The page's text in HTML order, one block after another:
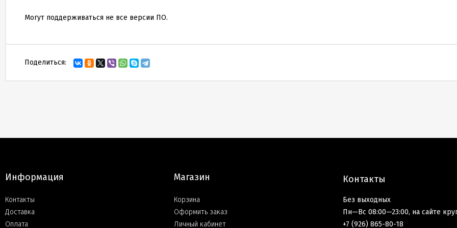
Могут поддерживаться не все версии ПО.
Поделиться:
Информация
Контакты
Доставка
Оплата
Магазин
Корзина
Оформить заказ
Личный кабинет
Контакты
Без выходных
Пн—Вс 08:00—23:00, на сайте
+7 (926) 865-80-18